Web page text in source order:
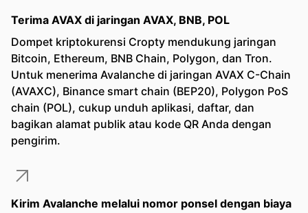
Terima AVAX di jaringan AVAX, BNB, POL
Dompet kriptokurensi Cropty mendukung jaringan
Bitcoin, Ethereum, BNB Chain, Polygon, dan Tron.
Untuk menerima Avalanche di jaringan AVAX C-Chain
(AVAXC), Binance smart chain (BEP20), Polygon PoS
chain (POL), cukup unduh aplikasi, daftar, dan
bagikan alamat publik atau kode QR Anda dengan
pengirim.
Kirim Avalanche melalui nomor ponsel dengan biaya